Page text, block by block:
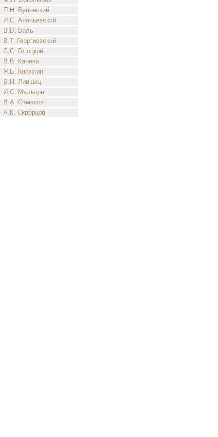
П.Н. Буцинский
И.С. Ананьевский
В.В. Валь
В.Т. Георгиевский
С.С. Гогоцкий
В.В. Канина
Я.Б. Княжнин
Б.Н. Лившиц
И.С. Мальцов
В.А. Отмахов
А.К. Скворцов